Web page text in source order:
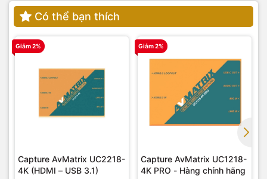
Có thể bạn thích
Giảm 2%
Capture AvMatrix UC2218-
4K (HDMI – USB 3.1)
Giảm 2%
Capture AvMatrix UC1218-
4K PRO - Hàng chính hãng